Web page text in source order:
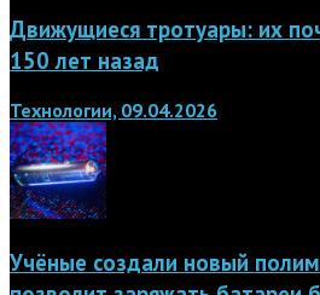
Движущиеся тротуары: их
150 лет назад
Технологии, 09.04.2026
Учёные создали новый